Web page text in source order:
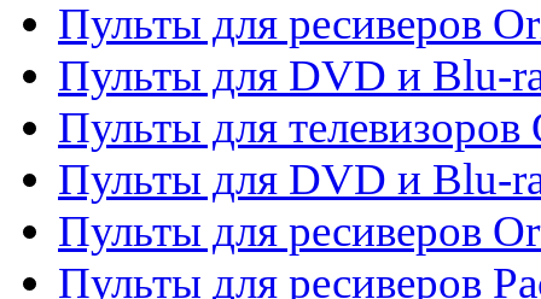
Пульты для ресиверов
Пульты для DVD и Blu-
Пульты для телевизоров
Пульты для DVD и Blu-
Пульты для ресиверов
Пульты для ресиверов